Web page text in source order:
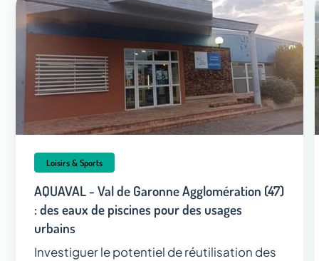
Loisirs & Sports
AQUAVAL - Val de Garonne Agglomération (47)
: des eaux de piscines pour des usages
urbains
Investiguer le potentiel de réutilisation des